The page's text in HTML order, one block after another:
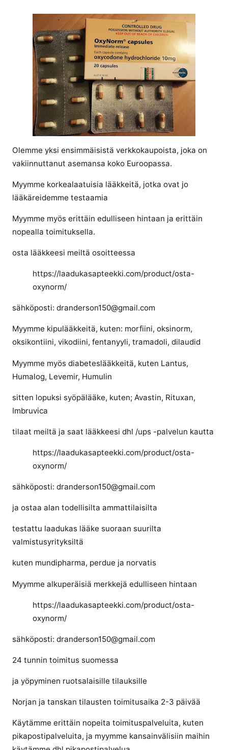
k
k
l
i
i
n
o
x
n
o
m
e
p
ä
Olemme yksi ensimmäisistä verkkokaupoista, joka on
vakiinnuttanut asemansa koko Euroopassa.
Myymme korkealaatuisia lääkkeitä, jotka ovat jo
lääkäreidemme testaamia
Myymme myös erittäin edulliseen hintaan ja erittäin
nopealla toimituksella.
osta lääkkeesi meiltä osoitteessa
https://laadukasapteekki.com/product/osta-
oxynorm/
sähköposti: dranderson150@gmail.com
Myymme kipulääkkeitä, kuten: morfiini, oksinorm,
oksikontiini, vikodiini, fentanyyli, tramadoli, dilaudid
Myymme myös diabeteslääkkeitä, kuten Lantus,
Humalog, Levemir, Humulin
sitten lopuksi syöpälääke, kuten; Avastin, Rituxan,
Imbruvica
tilaat meiltä ja saat lääkkeesi dhl /ups -palvelun kautta
https://laadukasapteekki.com/product/osta-
oxynorm/
sähköposti: dranderson150@gmail.com
ja ostaa alan todellisilta ammattilaisilta
testattu laadukas lääke suoraan suurilta
valmistusyrityksiltä
kuten mundipharma, perdue ja norvatis
Myymme alkuperäisiä merkkejä edulliseen hintaan
https://laadukasapteekki.com/product/osta-
oxynorm/
sähköposti: dranderson150@gmail.com
24 tunnin toimitus suomessa
ja yöpyminen ruotsalaisille tilauksille
Norjan ja tanskan tilausten toimitusaika 2-3 päivää
Käytämme erittäin nopeita toimituspalveluita, kuten
pikapostipalveluita, ja myymme kansainvälisiin maihin